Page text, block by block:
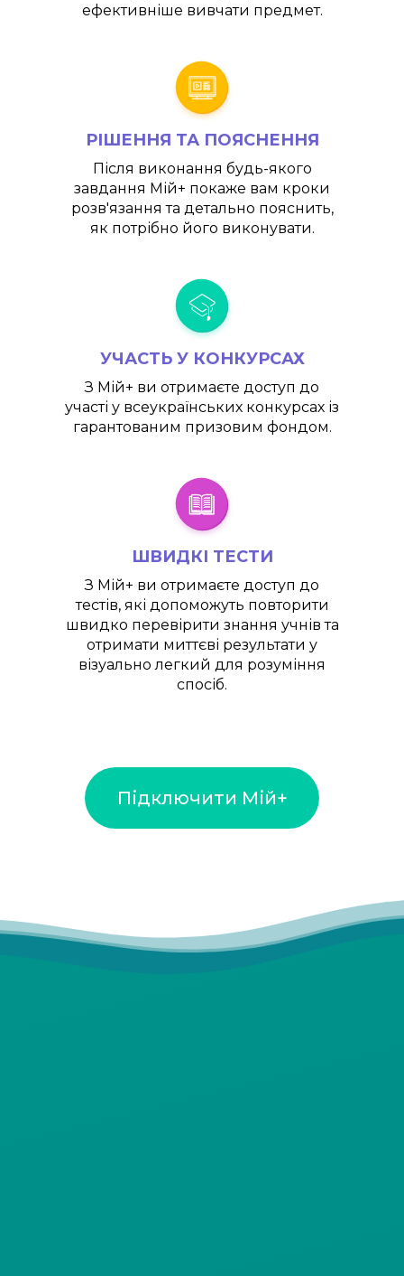
ефективніше вивчати предмет.
РІШЕННЯ ТА ПОЯСНЕННЯ
Після виконання будь-якого
завдання Мій+ покаже вам кроки
розв'язання та детально пояснить,
як потрібно його виконувати.
УЧАСТЬ У КОНКУРСАХ
З Мій+ ви отримаєте доступ до
участі у всеукраїнських конкурсах із
гарантованим призовим фондом.
ШВИДКІ ТЕСТИ
З Мій+ ви отримаєте доступ до
тестів, які допоможуть повторити
швидко перевірити знання учнів та
отримати миттєві результати у
візуально легкий для розуміння
спосіб.
Підключити Мій+